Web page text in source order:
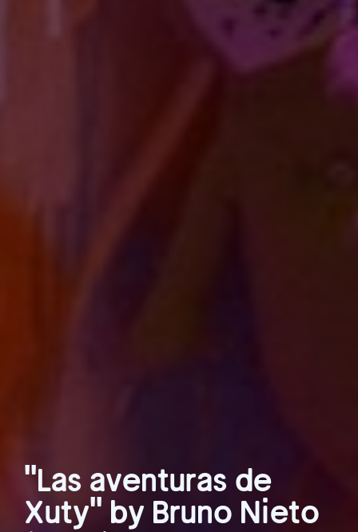
"Las aventuras de
Xuty" by Bruno Nieto